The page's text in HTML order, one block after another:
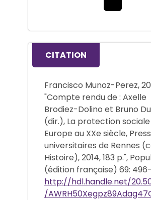
CITATION
Francisco Munoz-Perez,
"Compte rendu de : Axelle
Brodiez-Dolino et Bruno
(dir.), La protection
Europe au XXe siècle,
universitaires de Rennes
Histoire), 2014, 183 p.",
(édition française) 69:
http://hdl.handle.net/
/